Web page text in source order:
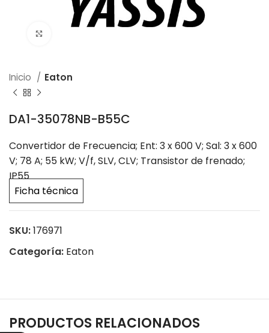
Inicio Eaton
DA1-35078NB-B55C
Convertidor de Frecuencia; Ent: 3 x 600 V; Sal: 3 x 600
V; 78 A; 55 kW; V/f, SLV, CLV; Transistor de frenado;
IP55
Ficha técnica
SKU:176971
Categoría: Eaton
PRODUCTOS RELACIONADOS